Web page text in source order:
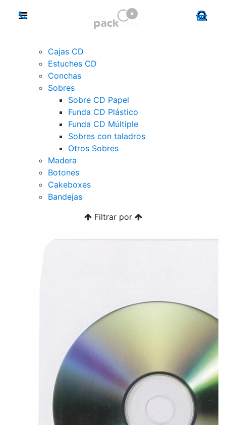
Cajas CD
Estuches CD
Conchas
Sobres
Sobre CD Papel
Funda CD Plástico
Funda CD Múltiple
Sobres con taladros
Otros Sobres
Madera
Botones
Cakeboxes
Bandejas
Filtrar por